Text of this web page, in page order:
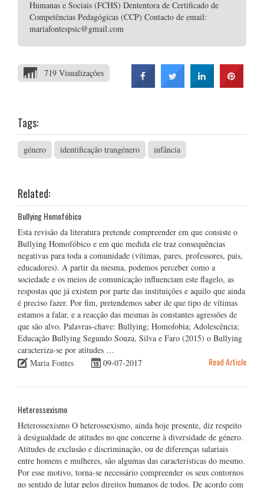
Humanas e Sociais (FCHS) Dententora de Certificado de
Competências Pedagógicas (CCP) Contacto de email:
mariafontespsic@gmail.com
719 Visualizações
Tags:
género identificação trangénero infância
Related:
Bullying Homofóbico
Esta revisão da literatura pretende compreender em que consiste o
Bullying Homofóbico e em que medida ele traz consequências
negativas para toda a comunidade (vítimas, pares, professores, pais,
educadores). A partir da mesma, podemos perceber como a
sociedade e os meios de comunicação influenciam este flagelo, as
respostas que já existem por parte das instituições e aquilo que ainda
é preciso fazer. Por fim, pretendemos saber de que tipo de vítimas
estamos a falar, e a reacção das mesmas às constantes agressões de
que são alvo. Palavras-chave: Bullying; Homofobia; Adolescência;
Educação Bullying Segundo Souza, Silva e Faro (2015) o Bullying
caracteriza-se por atitudes …
Maria Fontes
09-07-2017 Read Article
Heterossexismo
Heterossexismo O heterossexismo, ainda hoje presente, diz respeito
à desigualdade de atitudes no que concerne à diversidade de género.
Atitudes de exclusão e discriminação, ou de diferenças salariais
entre homens e mulheres, são algumas das características do mesmo.
Por esse motivo, torna-se necessário compreender os seus contornos
no sentido de lutar pelos direitos humanos de todos. De acordo com